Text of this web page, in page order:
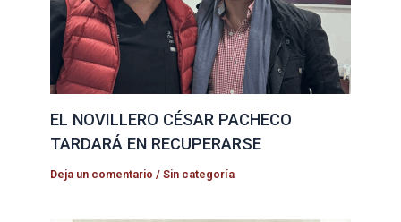
EL NOVILLERO CÉSAR PACHECO
TARDARÁ EN RECUPERARSE
Deja un comentario /Sin categoría